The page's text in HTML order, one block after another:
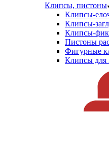
Клипсы, пистоны
Клипсы-
Клипсы-
Клипсы-
Пистоны
Фигурные
Клипсы для